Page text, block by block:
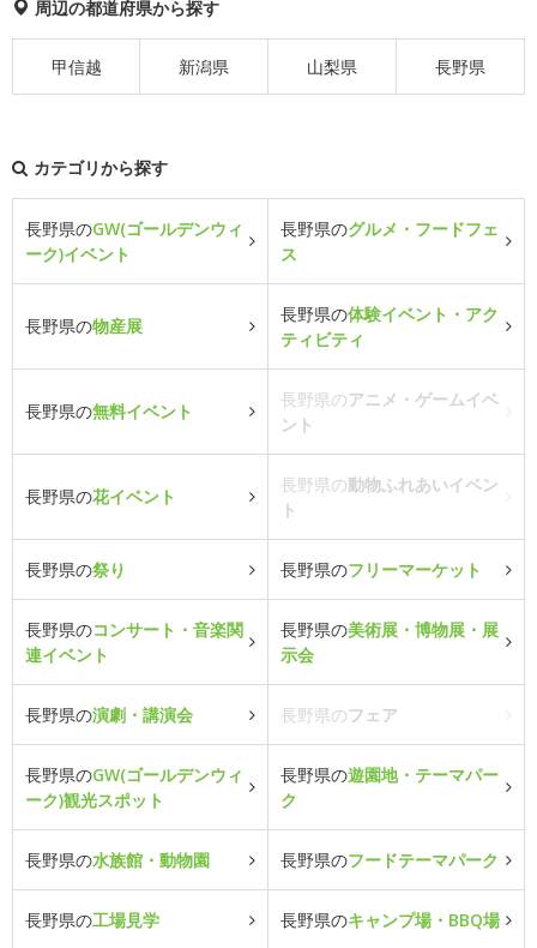
周辺の都道府県から探す
甲信越 新潟県 山梨県 長野県
カテゴリから探す
長野県のGW(ゴールデンウィ
ーク)イベント
長野県のグルメ・フードフェ
ス
長野県の物産展
長野県の体験イベント・アク
ティビティ
長野県の無料イベント
長野県のアニメ・ゲームイベ
ント
長野県の花イベント
長野県の動物ふれあいイベン
ト
長野県の祭り 長野県のフリーマーケット
長野県のコンサート・音楽関
連イベント
長野県の美術展・博物展・展
示会
長野県の演劇・講演会 長野県のフェア
長野県のGW(ゴールデンウィ
ーク)観光スポット
長野県の遊園地・テーマパー
ク
長野県の水族館・動物園 長野県のフードテーマパーク
長野県の工場見学 長野県のキャンプ場・BBQ場